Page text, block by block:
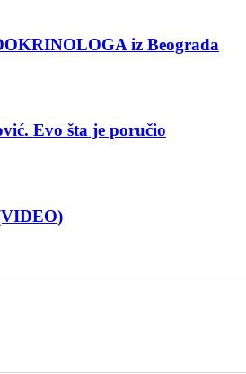
iz Beograda
Evo šta je poručio